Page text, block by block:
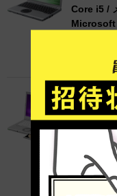
Core i5 /
参考買取
¥42,000
パナソニ
パナソニ
リ8GB /
Microsoft
参考買取価
¥59,800